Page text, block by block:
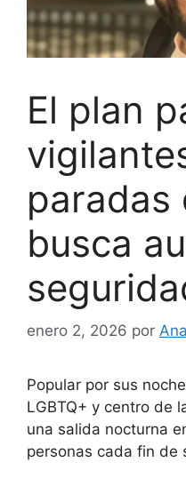
El plan
paradas
busca
enero 2, 2026 por
Popular por sus
LGBTQ+ y centro de
una salida nocturna
personas cada fin de